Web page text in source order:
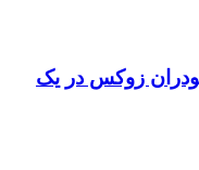
زوکس در یک